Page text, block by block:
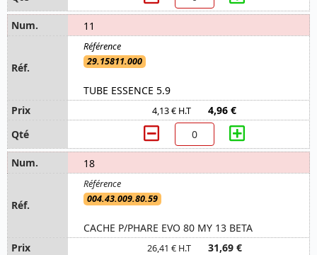
11
29.15811.000
TUBE ESSENCE 5.9
4,13 € H.T 4,96 €
18
004.43.009.80.59
CACHE P/PHARE EVO 80 MY 13 BETA
26,41 € H.T 31,69 €